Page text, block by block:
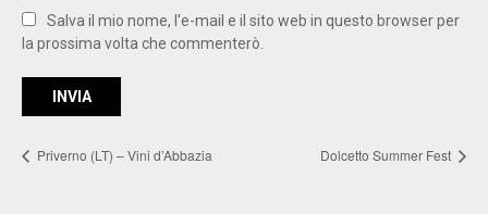
Salva il mio nome, l'e-mail e il sito web in questo browser per
la prossima volta che commenterò.
Priverno (LT) – Vini d’Abbazia Dolcetto Summer Fest